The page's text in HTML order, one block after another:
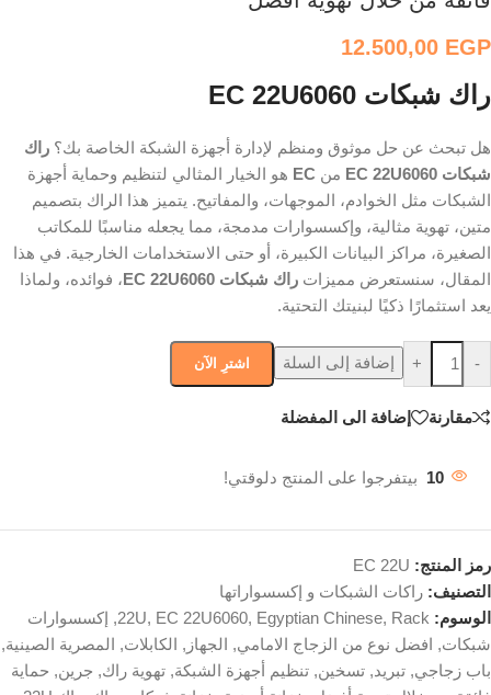
12.500,00 EGP
راك شبكات EC 22U6060
هل تبحث عن حل موثوق ومنظم لإدارة أجهزة الشبكة الخاصة بك؟ راك
شبكات EC 22U6060
من EC هو الخيار المثالي لتنظيم وحماية أجهزة
الشبكات مثل الخوادم، الموجهات، والمفاتيح. يتميز هذا الراك بتصميم
متين، تهوية مثالية، وإكسسوارات مدمجة، مما يجعله مناسبًا للمكاتب
الصغيرة، مراكز البيانات الكبيرة، أو حتى الاستخدامات الخارجية. في هذا
المقال، سنستعرض مميزات راك شبكات EC 22U6060
، فوائده، ولماذا
يعد استثمارًا ذكيًا لبنيتك التحتية.
-
+ إضافة إلى السلة اشترِ الآن
مقارنة إضافة الى المفضلة
10 بيتفرجوا على المنتج دلوقتي!
رمز المنتج: EC 22U
التصنيف: راكات الشبكات و إكسسواراتها
الوسوم:
22U, EC 22U6060, Egyptian Chinese, Rack
, إكسسوارات
شبكات, افضل نوع من الزجاج الامامي, الجهاز , الكابلات, المصرية الصينية,
باب زجاجي, تبريد, تسخين, تنظيم أجهزة الشبكة, تهوية راك, جرين, حماية